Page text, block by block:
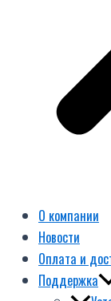
О компании
Новости
Оплата и
Поддержка